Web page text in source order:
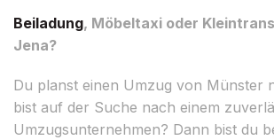
Beiladung, Möbeltaxi oder
Jena?
Du planst einen Umzug von Münster
bist auf der Suche nach einem
Umzugsunternehmen? Dann bist du